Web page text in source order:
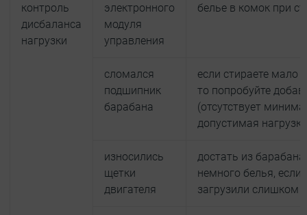
контроль
дисбаланса
нагрузки
электронного
модуля
управления
белье в комок при
сломался
подшипник
барабана
если стираете мало
то попробуйте
(отсутствует
допустимая
износились
щетки
двигателя
достать из барабана
немного белья, если
загрузили слишком